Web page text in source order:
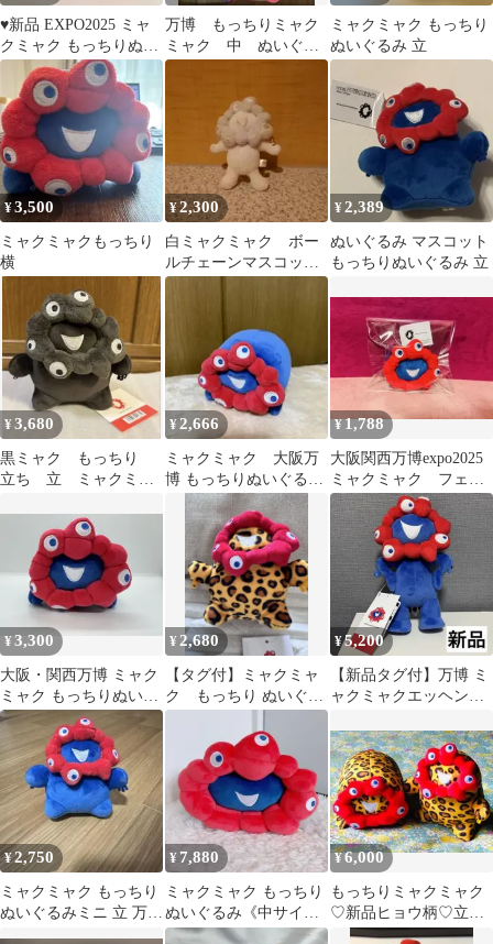
♥︎新品 EXPO2025 ミャ
クミャク もっちりぬい
ぐるみ 中サイズ♥︎万博
万博 もっちりミャク
ミャク 中 ぬいぐる
み クッション ミャ
ミャクミャク もっちり
ぬいぐるみ 立
¥3,500
ミャクミャクもっちり
横
¥2,300
白ミャクミャク ボー
ルチェーンマスコット
Ｂ
¥2,389
ぬいぐるみ マスコット
もっちりぬいぐるみ 立
¥3,680
黒ミャク もっちり
立ち 立 ミャクミャ
¥2,666
ミャクミャク 大阪万
博 もっちりぬいぐるみ
寝そべり マスコット
¥1,788
大阪関西万博expo2025
ミャクミャク フェイ
ス マスコット キー
チェーン
¥3,300
大阪・関西万博 ミャク
ミャク もっちりぬいぐ
るみ（横）
¥ 2,680
【タグ付】ミャクミャ
ク もっちり ぬいぐる
み 立 豹柄 ヒョウ柄 ミ
ャクミャク
¥5,200
【新品タグ付】万博 ミ
ャクミャクエッヘン
¥2,750
ミャクミャク もっちり
ぬいぐるみミニ 立 万博
¥7,880
ミャクミャク もっちり
ぬいぐるみ《中サイ
ズ》新品
¥6,000
もっちりミャクミャク
♡新品ヒョウ柄♡立＆
横 ２種類セット♡ぬい